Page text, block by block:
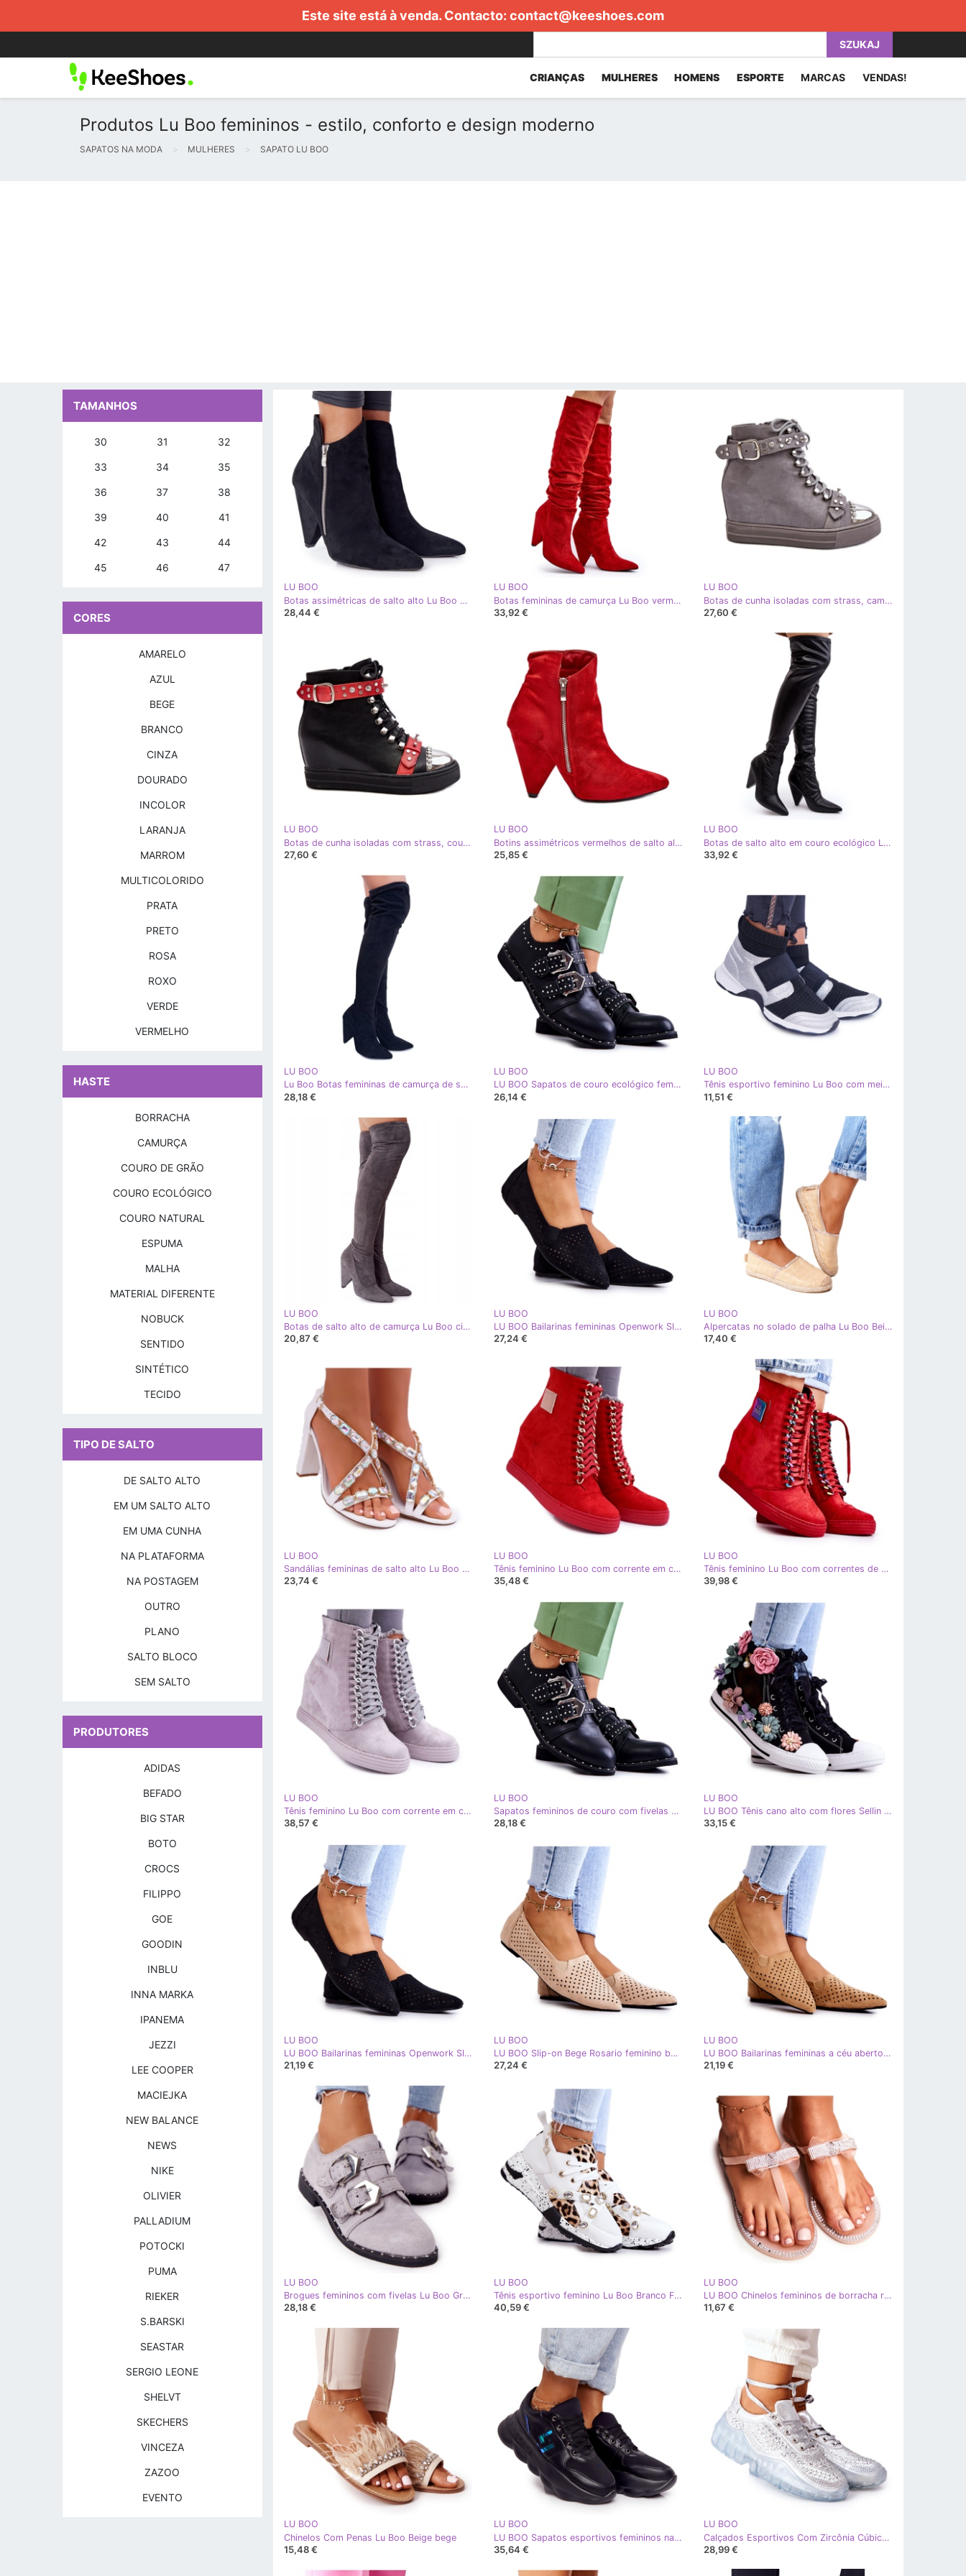
Este site está à venda. Contacto: contact@keeshoes.com
SZUKAJ
CRIANÇAS MULHERES HOMENS ESPORTE MARCAS VENDAS!
Produtos Lu Boo femininos - estilo, conforto e design moderno
SAPATOS NA MODA MULHERES SAPATO LU BOO
LU BOO
Botas assimétricas de salto alto Lu Boo Preto
28,44 €
LU BOO
Botas femininas de camurça Lu Boo vermelhas vermelho
33,92 €
LU BOO
Botas de cunha isoladas com strass, camurça Lu Boo, cinza
27,60 €
LU BOO
Botas de cunha isoladas com strass, couro ecológico Lu Boo, preto
27,60 €
LU BOO
Botins assimétricos vermelhos de salto alto Lu Boo vermelho
25,85 €
LU BOO
Botas de salto alto em couro ecológico Lu Boo, pretas preto
33,92 €
LU BOO
Lu Boo Botas femininas de camurça de salto alto preto Tamar preto
28,18 €
LU BOO
LU BOO Sapatos de couro ecológico feminino com fivelas e pretos pretos
26,14 €
LU BOO
Tênis esportivo feminino Lu Boo com meia prata Glitter Phantom HT9022 preto
11,51 €
LU BOO
Botas de salto alto de camurça Lu Boo cinza XW37356
20,87 €
LU BOO
LU BOO Bailarinas femininas Openwork Slip-on Black Rosario preto
27,24 €
LU BOO
Alpercatas no solado de palha Lu Boo Beige bege
17,40 €
LU BOO
Sandálias femininas de salto alto Lu Boo Branco 8258-1 Vernee
23,74 €
LU BOO
Tênis feminino Lu Boo com corrente em camurça vermelha Monica vermelho
35,48 €
LU BOO
Tênis feminino Lu Boo com correntes de camurça multi-vermelho Monica
39,98 €
LU BOO
Tênis feminino Lu Boo com corrente em camurça cinza Monica
38,57 €
LU BOO
Sapatos femininos de couro com fivelas Lu Boo preto
28,18 €
LU BOO
LU BOO Tênis cano alto com flores Sellin preto
33,15 €
LU BOO
LU BOO Bailarinas femininas Openwork Slip-on Black Rosario preto
21,19 €
LU BOO
LU BOO Slip-on Bege Rosario feminino bailarinas a céu aberto
27,24 €
LU BOO
LU BOO Bailarinas femininas a céu aberto Slip-on Camel Rosario marrom
21,19 €
LU BOO
Brogues femininos com fivelas Lu Boo Grey cinza
28,18 €
LU BOO
Tênis esportivo feminino Lu Boo Branco Frency
40,59 €
LU BOO
LU BOO Chinelos femininos de borracha rosa nude flip-flops strass Lou bege prata
11,67 €
LU BOO
Chinelos Com Penas Lu Boo Beige bege
15,48 €
LU BOO
LU BOO Sapatos esportivos femininos na plataforma preta preto
35,64 €
LU BOO
Calçados Esportivos Com Zircônia Cúbica Lu Boo Prata
28,99 €
TAMANHOS
30 31 32
33 34 35
36 37 38
39 40 41
42 43 44
45 46 47
CORES
AMARELO
AZUL
BEGE
BRANCO
CINZA
DOURADO
INCOLOR
LARANJA
MARROM
MULTICOLORIDO
PRATA
PRETO
ROSA
ROXO
VERDE
VERMELHO
HASTE
BORRACHA
CAMURÇA
COURO DE GRÃO
COURO ECOLÓGICO
COURO NATURAL
ESPUMA
MALHA
MATERIAL DIFERENTE
NOBUCK
SENTIDO
SINTÉTICO
TECIDO
TIPO DE SALTO
DE SALTO ALTO
EM UM SALTO ALTO
EM UMA CUNHA
NA PLATAFORMA
NA POSTAGEM
OUTRO
PLANO
SALTO BLOCO
SEM SALTO
PRODUTORES
ADIDAS
BEFADO
BIG STAR
BOTO
CROCS
FILIPPO
GOE
GOODIN
INBLU
INNA MARKA
IPANEMA
JEZZI
LEE COOPER
MACIEJKA
NEW BALANCE
NEWS
NIKE
OLIVIER
PALLADIUM
POTOCKI
PUMA
RIEKER
S.BARSKI
SEASTAR
SERGIO LEONE
SHELVT
SKECHERS
VINCEZA
ZAZOO
EVENTO